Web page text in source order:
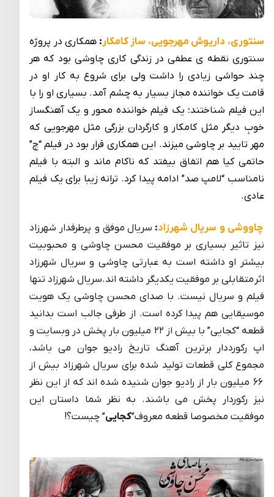
سنتوری، داریوش مهرجویی، ساز کامکار : همکاری در پروژه
سنتوری نقطه­ ی عطفی در زندگی کاری چاوشی بود که هر
چند حواشی زیادی را داشت ولی برای شروع به کار او در
قامت یک خواننده مجاز بسیار به چشم آمد. بسیاری او را با
این فیلم شناختند؛ یک فیلم خواننده محور و یک آهنگساز
خوبِ دیگر مثل کامکار و کارگردان بزرگی مثل مهرجویی که
مهر تایید بر چاوشی می­زند. این همکاری قرار بود در فیلم “چ”
حاتمی کیا هم اتفاق بیفتد که ناکام ماند و البته با فیلم
نامناسب “لامپ صد” ادامه پیدا کرد. ترانه زیبا برای یک فیلم
عادی.
چاووشی و سریال شهرزاد: سریال موفق و پرطرفدار شهرزاد
نیز تاثیر بسیاری بر موفقیت محسن چاوشی و محبوبیت
بیشتر او داشته است به عبارتی چاوشی و سریال شهرزاد
اثر متقابلی بر موفقیت یکدیگر داشته اند.سریال شهرزاد تنها
فیلم و سریال نیست. با صدای محسن چاوشی یک هویت
موسیقایی هم پیدا کرده است. از طرفی جالب است بدانید
قطعه “کجایی” با بیش از ۲۲ میلیون بار پخش در وبسایت و
اپ رکورددار برترین آهنگ تاریخ رادیو جوان می باشد،
مجموع کلی قطعات تولید شده برای سریال شهرزاد بیش از
۶۶ میلیون بار از رادیو جوان شنیده شده اند که از این نظر
نیز رکوردار پخش می باشند. به نظر شما داستان این
موفقیت مخصوصا قطعه معروف”کجایی” چیست؟!